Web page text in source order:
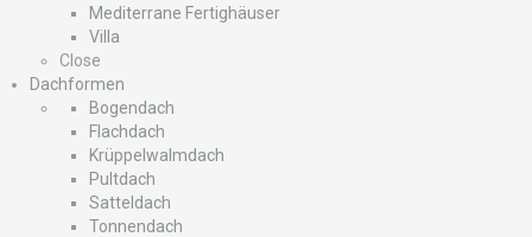
Mediterrane Fertighäuser
Villa
Close
Dachformen
Bogendach
Flachdach
Krüppelwalmdach
Pultdach
Satteldach
Tonnendach